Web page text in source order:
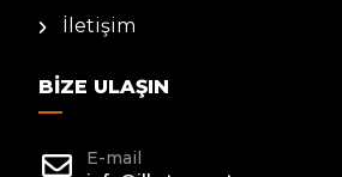
İletişim
BIZE ULAŞIN
E-mail